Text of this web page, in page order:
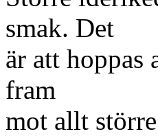
smak. Det
är att
fram
mot allt